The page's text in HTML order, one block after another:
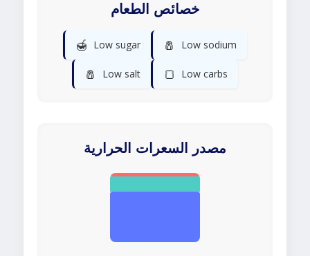
خصائص الطعام
🍯 Low sugar 🧂 Low sodium
🧂 Low salt 🍞 Low carbs
مصدر السعرات الحرارية